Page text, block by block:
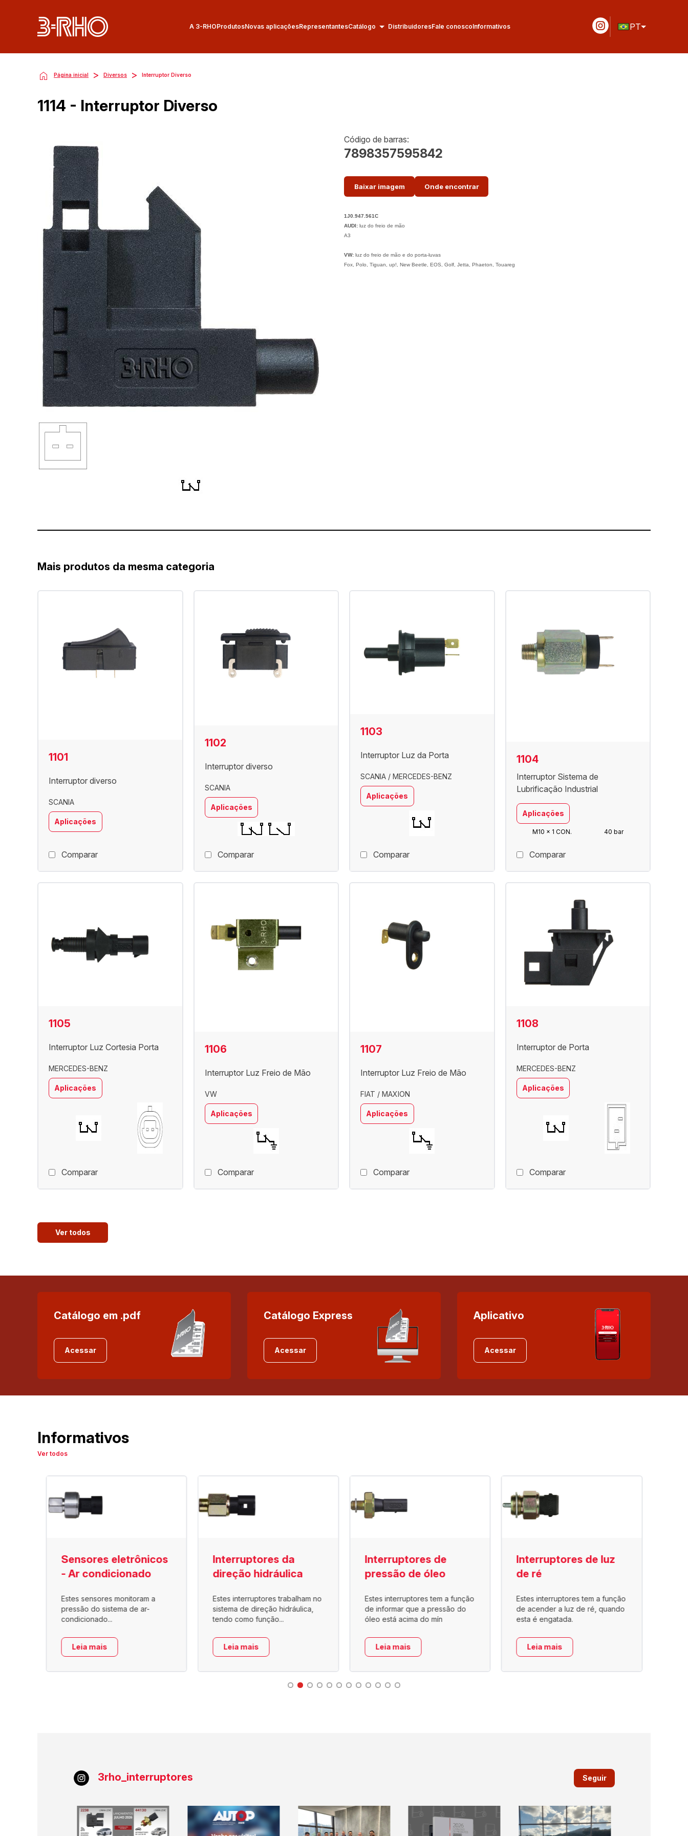
A 3-RHOProdutosNovas aplicaçõesRepresentantesCatálogo DistribuidoresFale conoscoInformativos PT
Página inicial > Diversos > Interruptor Diverso
1114 - Interruptor Diverso
Código de barras:
7898357595842
Baixar imagem Onde encontrar
1J0.947.561C
AUDI: luz do freio de mão
A3
VW: luz do freio de mão e do porta-luvas
Fox, Polo, Tiguan, up!, New Beetle, EOS, Golf, Jetta, Phaeton, Touareg
Mais produtos da mesma categoria
1101
Interruptor diverso
SCANIA
Aplicações
Comparar
1102
Interruptor diverso
SCANIA
Aplicações
Comparar
1103
Interruptor Luz da Porta
SCANIA / MERCEDES-BENZ
Aplicações
Comparar
1104
Interruptor Sistema de
Lubrificação Industrial
Aplicações
M10 x 1 CON. 40 bar
Comparar
1105
Interruptor Luz Cortesia Porta
MERCEDES-BENZ
Aplicações
Comparar
1106
Interruptor Luz Freio de Mão
VW
Aplicações
Comparar
1107
Interruptor Luz Freio de Mão
FIAT / MAXION
Aplicações
Comparar
1108
Interruptor de Porta
MERCEDES-BENZ
Aplicações
Comparar
Ver todos
Catálogo em .pdf
Acessar
Catálogo Express
Acessar
Aplicativo
Acessar
Informativos
Ver todos
Sensores eletrônicos
- Ar condicionado
Estes sensores monitoram a
pressão do sistema de ar-
condicionado...
Leia mais
Interruptores da
direção hidráulica
Estes interruptores trabalham no
sistema de direção hidráulica,
tendo como função...
Leia mais
Interruptores de
pressão de óleo
Estes interruptores tem a função
de informar que a pressão do
óleo está acima do mín
Leia mais
Interruptores de luz
de ré
Estes interruptores tem a função
de acender a luz de ré, quando
esta é engatada.
Leia mais
3rho_interruptores Seguir